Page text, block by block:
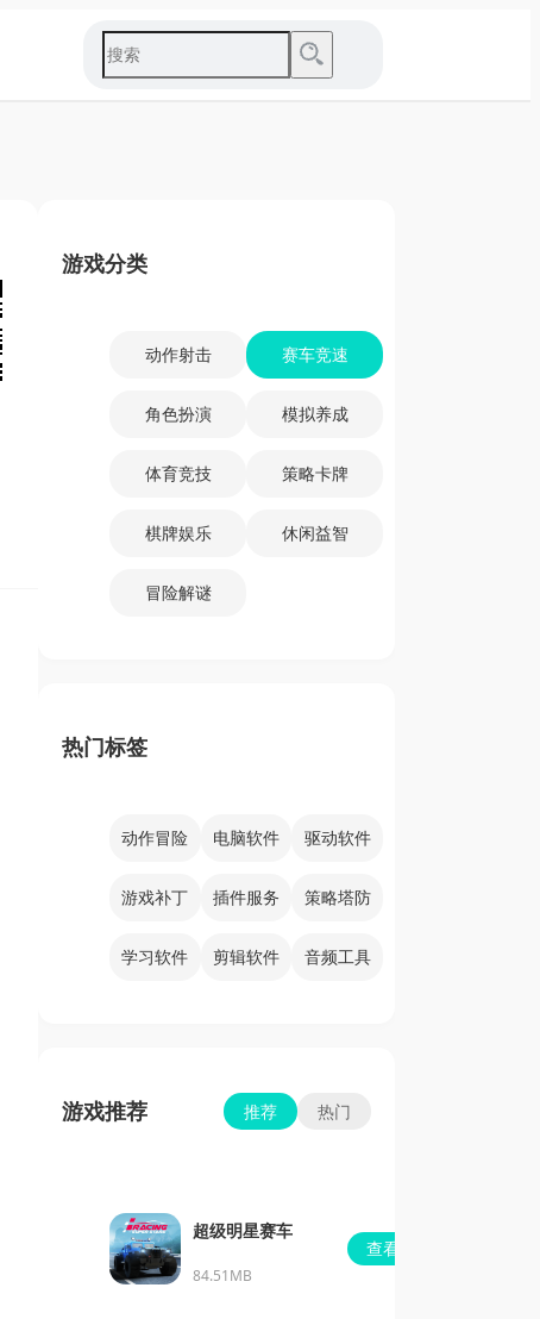
游戏分类
动作射击 赛车竞速
角色扮演 模拟养成
体育竞技 策略卡牌
棋牌娱乐 休闲益智
冒险解谜
热门标签
动作冒险 电脑软件 驱动软件
游戏补丁 插件服务 策略塔防
学习软件 剪辑软件 音频工具
游戏推荐 推荐 热门
超级明星赛车
84.51MB
查看